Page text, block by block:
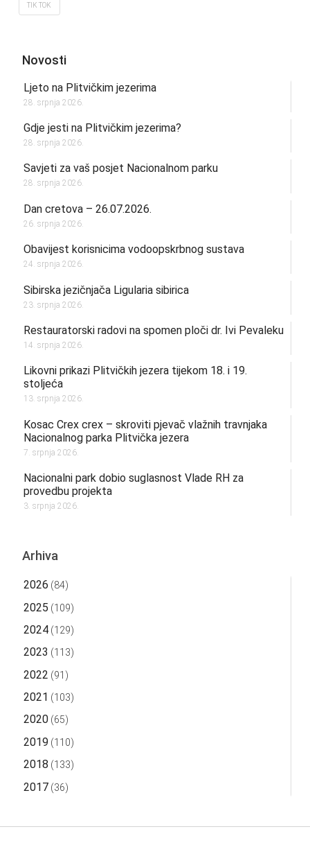
TIK TOK
Novosti
Ljeto na Plitvičkim jezerima
28. srpnja 2026.
Gdje jesti na Plitvičkim jezerima?
28. srpnja 2026.
Savjeti za vaš posjet Nacionalnom parku
28. srpnja 2026.
Dan cretova – 26.07.2026.
26. srpnja 2026.
Obavijest korisnicima vodoopskrbnog sustava
24. srpnja 2026.
Sibirska jezičnjača Ligularia sibirica
23. srpnja 2026.
Restauratorski radovi na spomen ploči dr. Ivi Pevaleku
14. srpnja 2026.
Likovni prikazi Plitvičkih jezera tijekom 18. i 19.
stoljeća
13. srpnja 2026.
Kosac Crex crex – skroviti pjevač vlažnih travnjaka
Nacionalnog parka Plitvička jezera
7. srpnja 2026.
Nacionalni park dobio suglasnost Vlade RH za
provedbu projekta
3. srpnja 2026.
Arhiva
2026 (84)
2025 (109)
2024(129)
2023 (113)
2022 (91)
2021 (103)
2020(65)
2019 (110)
2018 (133)
2017(36)